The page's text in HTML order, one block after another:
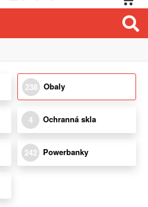
238 Obaly
4 Ochranná skla
242 Powerbanky